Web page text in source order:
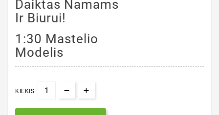
Daiktas Namams
Ir Biurui!
1:30 Mastelio
Modelis
KIEKIS